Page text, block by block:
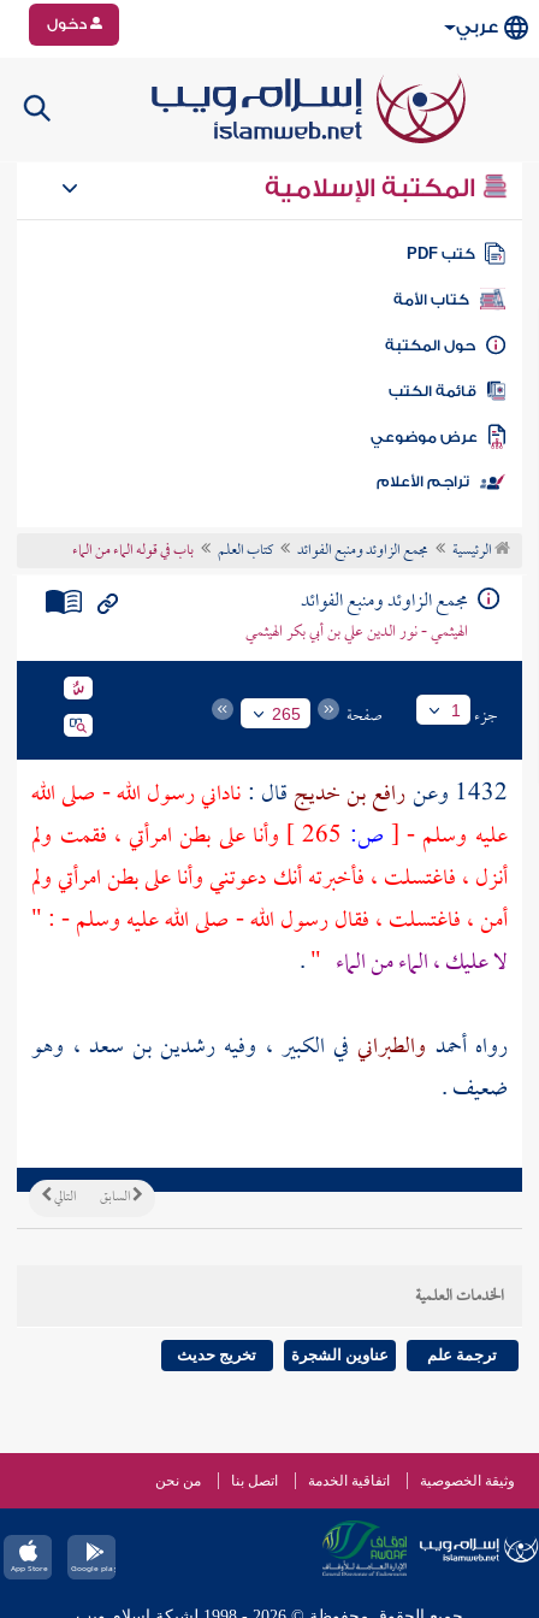
عربي دخول
المكتبة الإسلامية
كتب PDF
كتاب الأمة
المكتبة
الكتب
موضوعي
تراجم الأعلام
الرئيسية مجمع الزاوئد ومنبع الفوائد كتاب العلم باب في قوله الماء من الماء
مجمع الزاوئد ومنبع الفوائد
الهيثمي - نور الدين علي بن أبي بكر الهيثمي
جزء 1 صفحة 265
1432 وعن رافع بن خديجقال :ناداني رسول الله - صلى الله
عليه وسلم -[ص:
وأنا على بطن امرأتي ، فقمت ولم
أنزل ، فاغتسلت ، فأخبرته أنك دعوتني وأنا على بطن امرأتي ولم
أمن ، فاغتسلت ، فقال رسول الله - صلى الله عليه وسلم - : "
لا عليك ، الماء من الماء "
.
رواه أحمد والطبراني في الكبير ، وفيه رشدين بن سعد ، وهو
ضعيف .
التالي السابق
الخدمات العلمية
ترجمة علم عناوين الشجرة تخريج حديث
وثيقة الخصوصية اتفاقية الخدمة اتصل بنا من نحن